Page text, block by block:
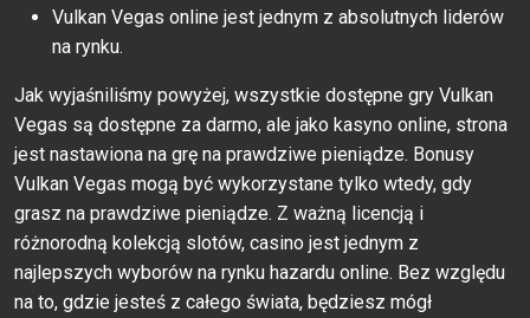
Vulkan Vegas online jest jednym z absolutnych liderów
na rynku.
Jak wyjaśniliśmy powyżej, wszystkie dostępne gry Vulkan
Vegas są dostępne za darmo, ale jako kasyno online, strona
jest nastawiona na grę na prawdziwe pieniądze. Bonusy
Vulkan Vegas mogą być wykorzystane tylko wtedy, gdy
grasz na prawdziwe pieniądze. Z ważną licencją i
różnorodną kolekcją slotów, casino jest jednym z
najlepszych wyborów na rynku hazardu online. Bez względu
na to, gdzie jesteś z całego świata, będziesz mógł